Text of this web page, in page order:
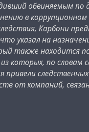
обвиняемым по
в коррупционном
Карбони
указал на
также находится
которых, по словам
от компаний,